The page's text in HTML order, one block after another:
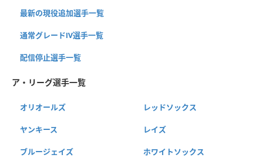
最新の現役追加選手一覧
通常グレードⅣ選手一覧
配信停止選手一覧
ア・リーグ選手一覧
オリオールズ レッドソックス
ヤンキース レイズ
ブルージェイズ ホワイトソックス